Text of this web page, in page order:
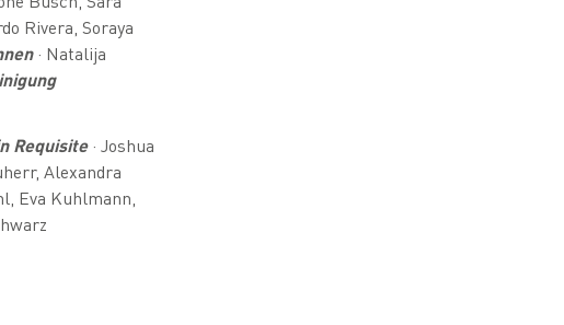
Rivera, Soraya
· Natalija
Requisite· Joshua
Alexandra
Eva Kuhlmann,